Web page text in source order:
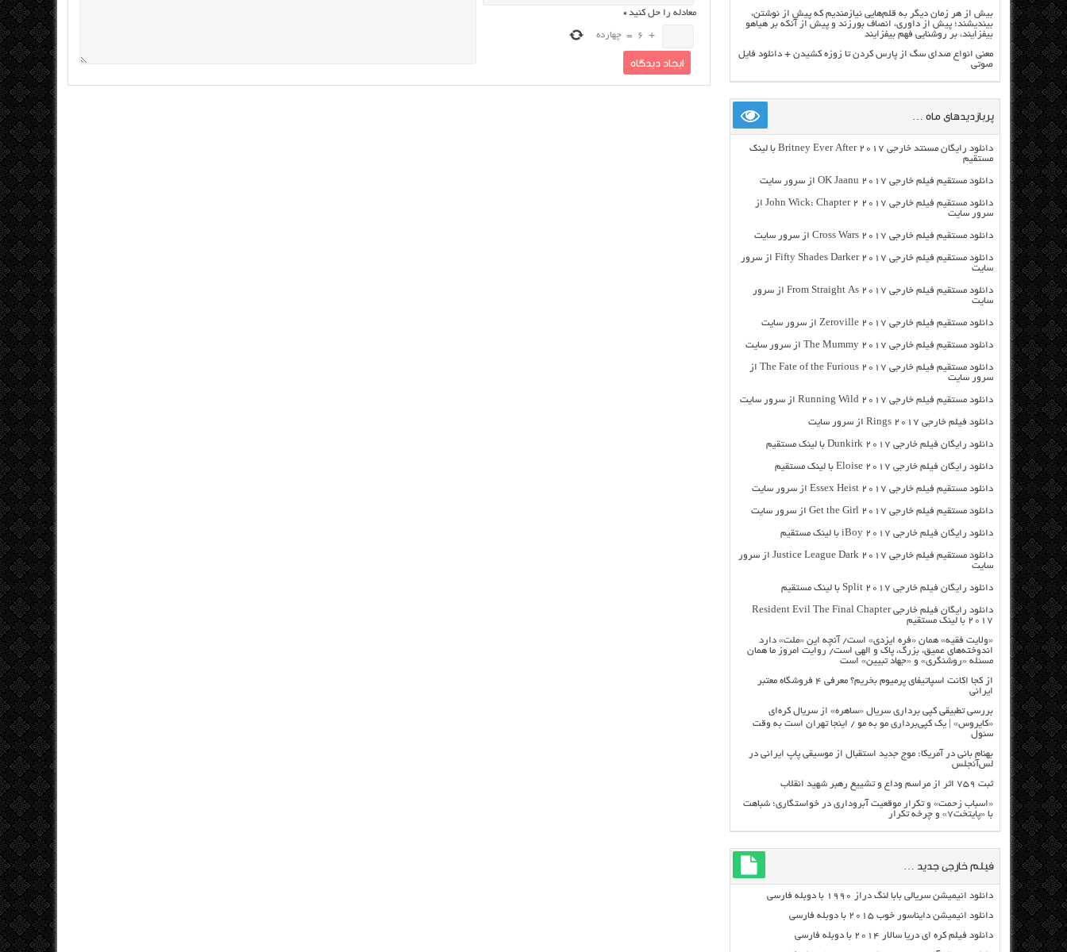
معادله را حل کنید*
+
6
= چهارده
بیش از هر زمان دیگر به قلم‌هایی نیازمندیم که پیش از نوشتن،
بیندیشند؛ پیش از داوری، انصاف بورزند و پیش از آنکه بر هیاهو
بیفزایند، بر روشنایی فهم بیفزایند
معنی انواع صدای سگ از پارس کردن تا زوزه کشیدن + دانلود فایل
صوتی
پربازدیدهای ماه …
دانلود رایگان مسنتد خارجی Britney Ever After 2017 با لینک
مستقیم
دانلود مستقیم فیلم خارجی OK Jaanu 2017 از سرور سایت
دانلود مستقیم فیلم خارجی John Wick: Chapter 2 2017 از
سرور سایت
دانلود مستقیم فیلم خارجی Cross Wars 2017 از سرور سایت
دانلود مستقیم فیلم خارجی Fifty Shades Darker 2017 از سرور
سایت
دانلود مستقیم فیلم خارجی From Straight As 2017 از سرور
سایت
دانلود مستقیم فیلم خارجی Zeroville 2017 از سرور سایت
دانلود مستقیم فیلم خارجی The Mummy 2017 از سرور سایت
دانلود مستقیم فیلم خارجی The Fate of the Furious 2017 از
سرور سایت
دانلود مستقیم فیلم خارجی Running Wild 2017 از سرور سایت
دانلود فیلم خارجی Rings 2017 از سرور سایت
دانلود رایگان فیلم خارجی Dunkirk 2017 با لینک مستقیم
دانلود رایگان فیلم خارجی Eloise 2017 با لینک مستقیم
دانلود مستقیم فیلم خارجی Essex Heist 2017 از سرور سایت
دانلود مستقیم فیلم خارجی Get the Girl 2017 از سرور سایت
دانلود رایگان فیلم خارجی iBoy 2017 با لینک مستقیم
دانلود مستقیم فیلم خارجی Justice League Dark 2017 از سرور
سایت
دانلود رایگان فیلم خارجی Split 2017 با لینک مستقیم
دانلود رایگان فیلم خارجی Resident Evil The Final Chapter
2017 با لینک مستقیم
«ولایت فقیه» همان «فره ایزدی» است/ آنچه این «ملت» دارد
اندوخته‌های عمیق، بزرگ، پاک و الهی است/ روایت امروز ما همان
مسئله «روشنگری» و «جهاد تبیین» است
از کجا اکانت اسپاتیفای پرمیوم بخریم؟ معرفی ۴ فروشگاه معتبر
ایرانی
بررسی تطبیقی کپی برداری سریال «ساهره» از سریال کره‌ای
«کایروس» | یک کپی‌برداری مو به مو / اینجا تهران است به وقت
سئول
بهنام بانی در آمریکا: موج جدید استقبال از موسیقی پاپ ایرانی در
لس‌آنجلس
ثبت ۷۵۹ اثر از مراسم وداع و تشییع رهبر شهید انقلاب
«اسباب زحمت» و تکرار موقعیت آبروداری در خواستگاری؛ شباهت
با «پایتخت۷» و چرخه تکرار
فیلم خارجی جدید …
دانلود انیمیشن سریالی بابا لنگ دراز ۱۹۹۰ با دوبله فارسی
دانلود انیمیشن دایناسور خوب ۲۰۱۵ با دوبله فارسی
دانلود فیلم کره ای دریا سالار ۲۰۱۴ با دوبله فارسی